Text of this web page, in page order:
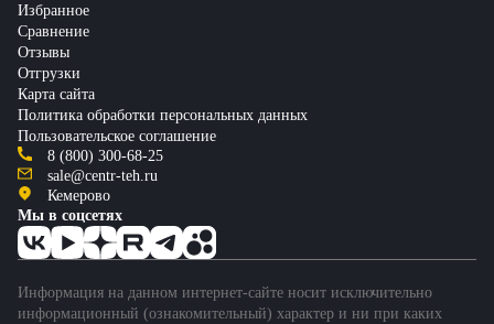
Избранное
Сравнение
Отзывы
Отгрузки
Карта сайта
Политика обработки персональных данных
Пользовательское соглашение
8 (800) 300-68-25
sale@centr-teh.ru
Кемерово
Мы в соцсетях
Информация на данном интернет-сайте носит исключительно
информационный (ознакомительный) характер и ни при каких